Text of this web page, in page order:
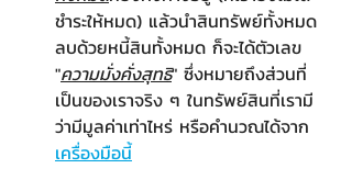
ชำระให้หมด) แล้วนำสินทรัพย์ทั้งหมด
ลบด้วยหนี้สินทั้งหมด ก็จะได้ตัวเลข
"ความมั่งคั่งสุทธิ" ซึ่งหมายถึงส่วนที่
เป็นของเราจริง ๆ ในทรัพย์สินที่เรามี
ว่ามีมูลค่าเท่าไหร่ หรือคำนวณได้จาก
เครื่องมือนี้